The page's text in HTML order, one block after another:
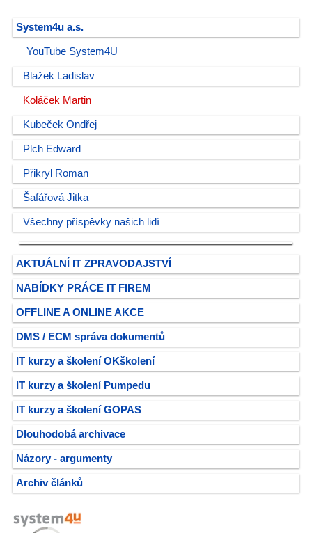
System4u a.s.
YouTube System4U
Blažek Ladislav
Koláček Martin
Kubeček Ondřej
Plch Edward
Přikryl Roman
Šafářová Jitka
Všechny příspěvky našich lidí
AKTUÁLNÍ IT ZPRAVODAJSTVÍ
NABÍDKY PRÁCE IT FIREM
OFFLINE A ONLINE AKCE
DMS / ECM správa dokumentů
IT kurzy a školení OKškolení
IT kurzy a školení Pumpedu
IT kurzy a školení GOPAS
Dlouhodobá archivace
Názory - argumenty
Archiv článků